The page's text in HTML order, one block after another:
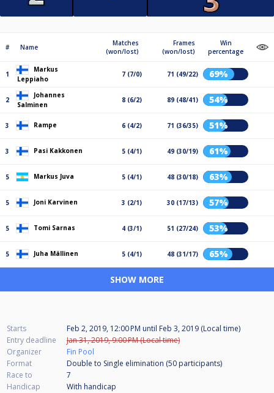
# Name
Matches
(won/lost)
Frames
(won/lost)
Win
percentage
1
Markus
Leppiaho
7 (7/0) 71 (49/22) 69%
2
Johannes
Salminen
8 (6/2) 89 (48/41) 54%
3 Rampe 6 (4/2) 71 (36/35) 51%
3 Pasi Kakkonen 5 (4/1) 49 (30/19) 61%
5 Markus Juva 5 (4/1) 48 (30/18) 63%
5 Joni Karvinen 3 (2/1) 30 (17/13) 57%
5 Tomi Sarnas 4 (3/1) 51 (27/24) 53%
5 Juha Mällinen 5 (4/1) 48 (31/17) 65%
SHOW MORE
Starts Feb 2, 2019, 12:00 PM until Feb 3, 2019 (Local time)
Entry deadline
Jan 31, 2019, 9:00 PM (Local time)
Organizer
Fin Pool
Format
Double to Single elimination (50 participants)
Race to
7
Handicap
With handicap